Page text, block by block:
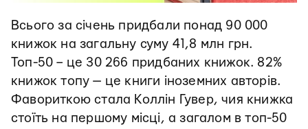
Всього за січень придбали понад 90 000
книжок на загальну суму 41,8 млн грн.
Топ-50 – це 30 266 придбаних книжок. 82%
книжок топу — це книги іноземних авторів.
Фавориткою стала Коллін Гувер, чия книжка
стоїть на першому місці, а загалом в топ-50